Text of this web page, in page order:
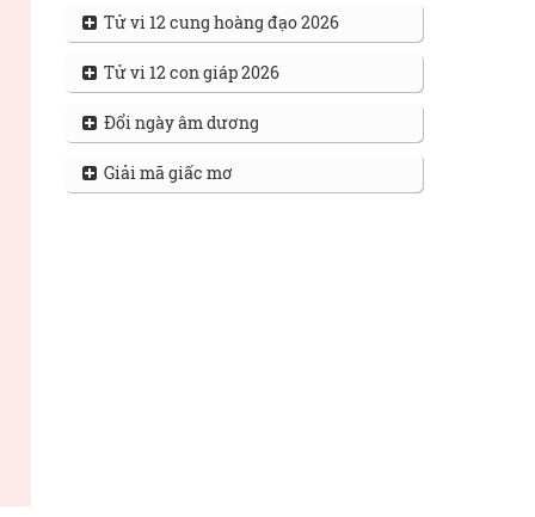
Tử vi 12 cung hoàng đạo 2026
Tử vi 12 con giáp 2026
Đổi ngày âm dương
Giải mã giấc mơ